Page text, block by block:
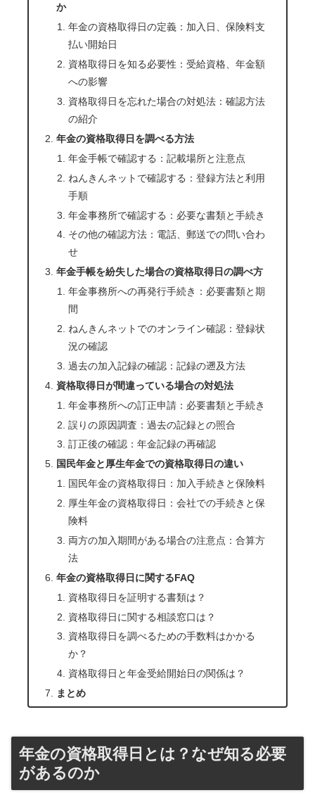
か
年金の資格取得日の定義：加入日、保険料支
払い開始日
資格取得日を知る必要性：受給資格、年金額
への影響
資格取得日を忘れた場合の対処法：確認方法
の紹介
年金の資格取得日を調べる方法
年金手帳で確認する：記載場所と注意点
ねんきんネットで確認する：登録方法と利用
手順
年金事務所で確認する：必要な書類と手続き
その他の確認方法：電話、郵送での問い合わ
せ
年金手帳を紛失した場合の資格取得日の調べ方
年金事務所への再発行手続き：必要書類と期
間
ねんきんネットでのオンライン確認：登録状
況の確認
過去の加入記録の確認：記録の遡及方法
資格取得日が間違っている場合の対処法
年金事務所への訂正申請：必要書類と手続き
誤りの原因調査：過去の記録との照合
訂正後の確認：年金記録の再確認
国民年金と厚生年金での資格取得日の違い
国民年金の資格取得日：加入手続きと保険料
厚生年金の資格取得日：会社での手続きと保
険料
両方の加入期間がある場合の注意点：合算方
法
年金の資格取得日に関するFAQ
資格取得日を証明する書類は？
資格取得日に関する相談窓口は？
資格取得日を調べるための手数料はかかる
か？
資格取得日と年金受給開始日の関係は？
まとめ
年金の資格取得日とは？なぜ知る必要
があるのか